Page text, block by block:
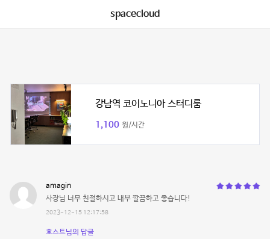
spacecloud
강남역 코이노니아 스터디룸
1,100 원/시간
amagin
사장님 너무 친절하시고 내부 깔끔하고 좋습니다!
2023-12-15 12:17:58
호스트님의 답글